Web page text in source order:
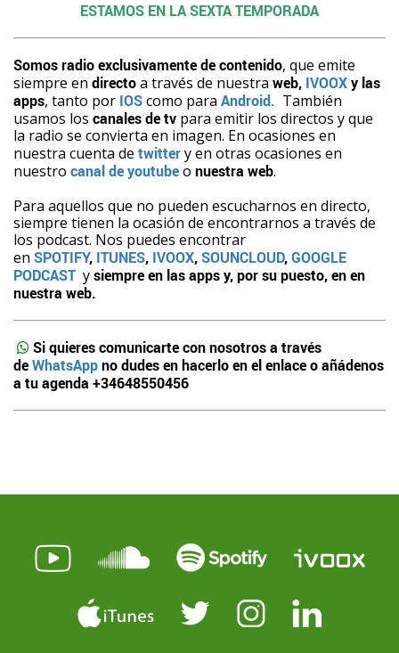
ESTAMOS EN LA SEXTA TEMPORADA
Somos radio exclusivamente de contenido, que emite
siempre en directoa través de nuestra web, IVOOXy las
apps, tanto por IOScomo para Android. También
usamos los canales de tv para emitir los directos y que
la radio se convierta en imagen. En ocasiones en
nuestra cuenta de twittery en otras ocasiones en
nuestro canal de youtubeo nuestra web.
Para aquellos que no pueden escucharnos en directo,
siempre tienen la ocasión de encontrarnos a través de
los podcast. Nos puedes encontrar
en SPOTIFY, ITUNES, IVOOX,SOUNCLOUD,GOOGLE
PODCAST ysiempre en las apps y, por su puesto, en en
nuestra web.
Si quieres comunicarte con nosotros a través
deWhatsAppno dudes en hacerlo en el enlace o añádenos
a tu agenda +34648550456